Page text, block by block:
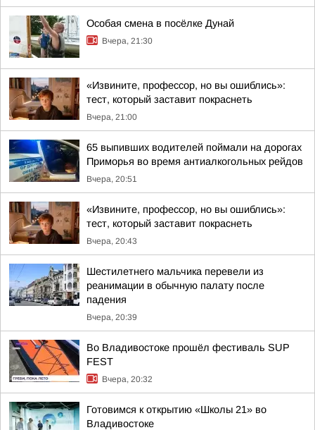
Особая смена в посёлке Дунай
Вчера, 21:30
«Извините, профессор, но вы ошиблись»:
тест, который заставит покраснеть
Вчера, 21:00
65 выпивших водителей поймали на дорогах
Приморья во время антиалкогольных рейдов
Вчера, 20:51
«Извините, профессор, но вы ошиблись»:
тест, который заставит покраснеть
Вчера, 20:43
Шестилетнего мальчика перевели из
реанимации в обычную палату после
падения
Вчера, 20:39
Во Владивостоке прошёл фестиваль SUP
FEST
Вчера, 20:32
Готовимся к открытию «Школы 21» во
Владивостоке